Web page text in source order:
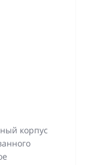
корпус